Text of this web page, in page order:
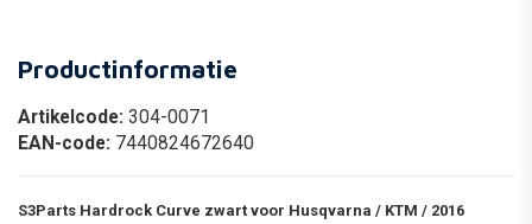
Productinformatie
Artikelcode: 304-0071
EAN-code: 7440824672640
S3Parts Hardrock Curve zwart voor Husqvarna / KTM / 2016